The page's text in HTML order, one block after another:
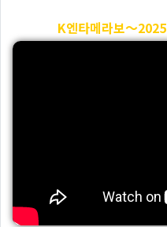
K엔타메라보～